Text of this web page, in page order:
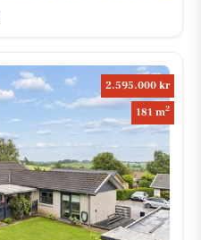
2.595.000 kr
181 m2